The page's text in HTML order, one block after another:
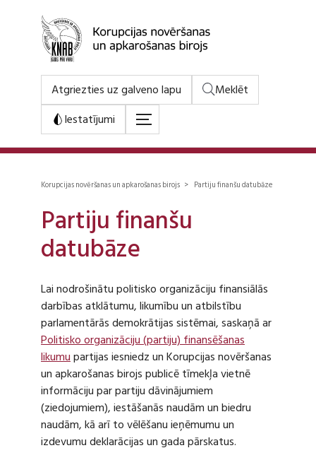
Atgriezties uz galveno lapu
Meklēt
Iestatījumi
Korupcijas novēršanas un apkarošanas birojs > Partiju finanšu datubāze
Partiju finanšu
datubāze
Lai nodrošinātu politisko organizāciju finansiālās
darbības atklātumu, likumību un atbilstību
parlamentārās demokrātijas sistēmai, saskaņā ar
Politisko organizāciju (partiju) finansēšanas
likumupartijas iesniedz un Korupcijas novēršanas
un apkarošanas birojs publicē tīmekļa vietnē
informāciju par partiju dāvinājumiem
(ziedojumiem), iestāšanās naudām un biedru
naudām, kā arī to vēlēšanu ieņēmumu un
izdevumu deklarācijas un gada pārskatus.